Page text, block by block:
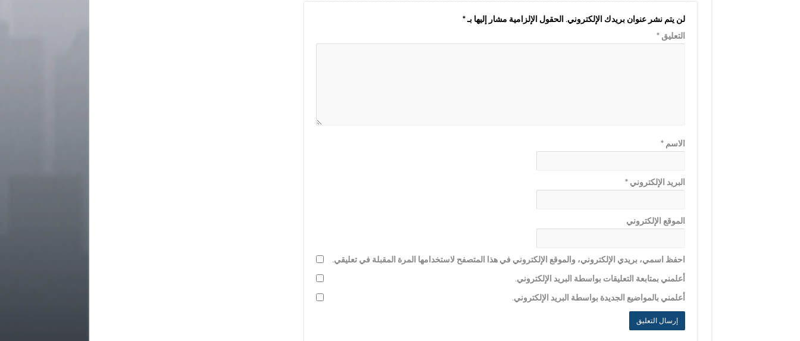
لن يتم نشر عنوان بريدك الإلكتروني. الحقول الإلزامية مشار إليها بـ*
التعليق*
الاسم*
البريد الإلكتروني*
الموقع الإلكتروني
احفظ اسمي، بريدي الإلكتروني، والموقع الإلكتروني في هذا المتصفح لاستخدامها المرة المقبلة في تعليقي.
أعلمني بمتابعة التعليقات بواسطة البريد الإلكتروني.
أعلمني بالمواضيع الجديدة بواسطة البريد الإلكتروني.